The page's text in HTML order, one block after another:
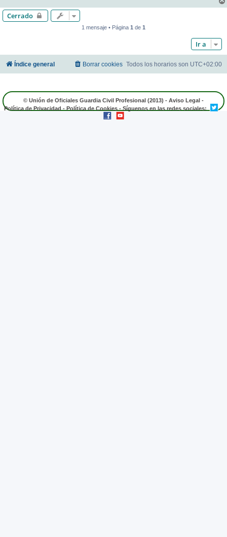
Cerrado
1 mensaje • Página 1 de 1
Ir a
Índice general Todos los horarios son UTC+02:00
Borrar cookies
© Unión de Oficiales Guardia Civil Profesional (2013) - Aviso Legal -
Política de Privacidad - Política de Cookies - Síguenos en las redes sociales: